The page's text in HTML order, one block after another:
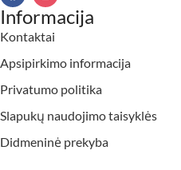
Informacija
Kontaktai
Apsipirkimo informacija
Privatumo politika
Slapukų naudojimo taisyklės
Didmeninė prekyba